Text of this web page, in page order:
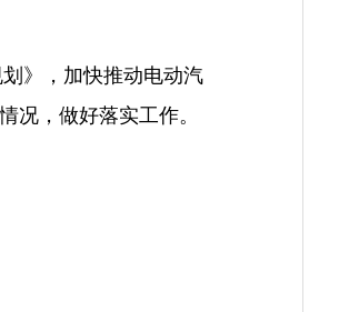
》，加快推动电动汽
况，做好落实工作。